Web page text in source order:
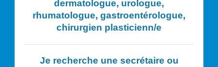
dermatologue, urologue,
rhumatologue, gastroentérologue,
chirurgien plasticienn/e
Je recherche une secrétaire ou